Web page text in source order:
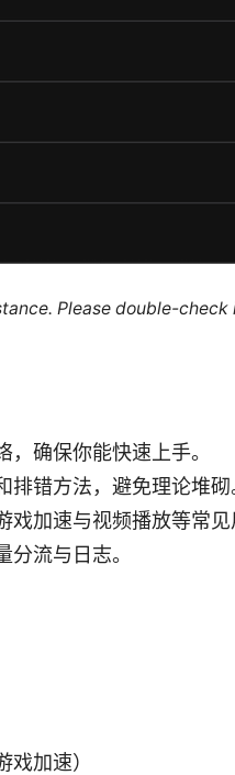
Please double-
确保你能快速上手。
错方法，避免理论堆砌
加速与视频播放等常见
流与日志。
加速）